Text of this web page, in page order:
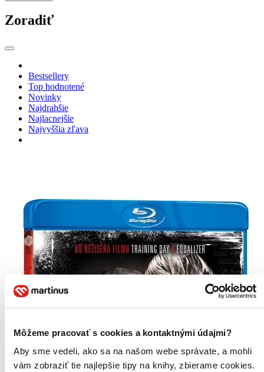
Môžeme pracovať s cookies a kontaktnými údajmi?
Aby sme vedeli, ako sa na našom webe správate, a mohli
vám zobraziť tie najlepšie tipy na knihy, zbierame cookies.
Zoradiť
Bestsellery
Top hodnotené
Novinky
Najdrahšie
Najlacnejšie
Najvyššia zľava